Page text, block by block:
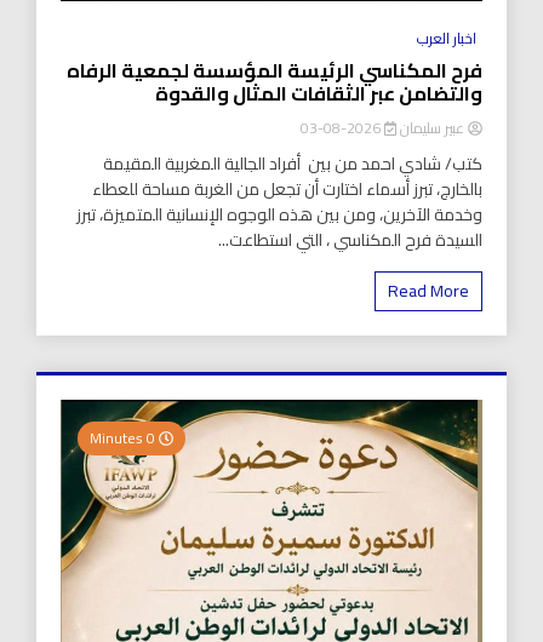
اخبار العرب
فرح المكناسي الرئيسة المؤسسة لجمعية الرفاه
والتضامن عبر الثقافات المثال والقدوة
عبير سليمان 2026-08-03
كتب/ شادي احمد من بين أفراد الجالية المغربية المقيمة
بالخارج، تبرز أسماء اختارت أن تجعل من الغربة مساحة للعطاء
وخدمة الآخرين، ومن بين هذه الوجوه الإنسانية المتميزة، تبرز
السيدة فرح المكناسي ، التي استطاعت...
Read More